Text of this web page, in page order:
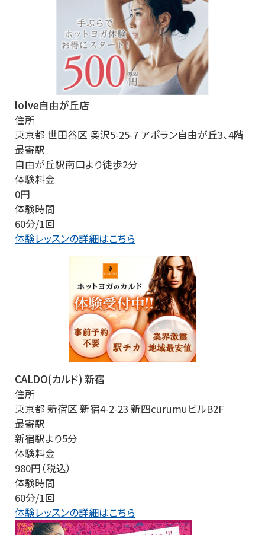
loIve自由が丘店
住所
東京都 世田谷区 奥沢5-25-7 アポラン自由が丘3、4階
最寄駅
自由が丘駅南口より徒歩2分
体験料金
0円
体験時間
60分/1回
体験レッスンの詳細はこちら
CALDO(カルド) 新宿
住所
東京都 新宿区 新宿4-2-23 新四curumuビルB2F
最寄駅
新宿駅より5分
体験料金
980円（税込）
体験時間
60分/1回
体験レッスンの詳細はこちら